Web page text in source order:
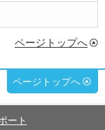
ページトップへ
ページトップへ
ート